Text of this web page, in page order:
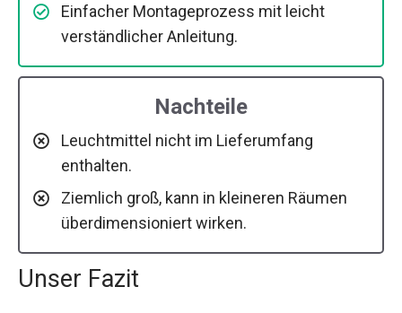
Einfacher Montageprozess mit leicht
verständlicher Anleitung.
Nachteile
Leuchtmittel nicht im Lieferumfang
enthalten.
Ziemlich groß, kann in kleineren Räumen
überdimensioniert wirken.
Unser Fazit